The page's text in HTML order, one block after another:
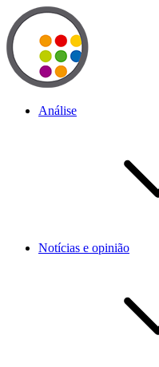
Análise
Notícias e opinião